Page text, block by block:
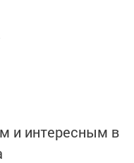
и интересным в